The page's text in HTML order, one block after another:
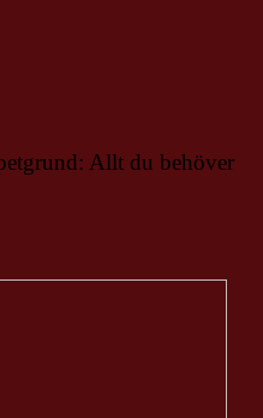
Allt du behöver